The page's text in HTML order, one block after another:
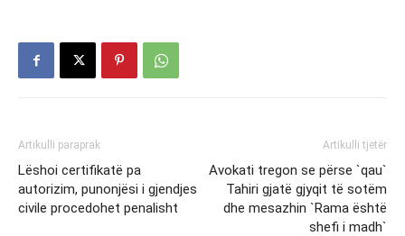
Artikulli paraprak
Lëshoi certifikatë pa
autorizim, punonjësi i gjendjes
civile procedohet penalisht
Artikulli tjetër
Avokati tregon se përse `qau`
Tahiri gjatë gjyqit të sotëm
dhe mesazhin `Rama është
shefi i madh`